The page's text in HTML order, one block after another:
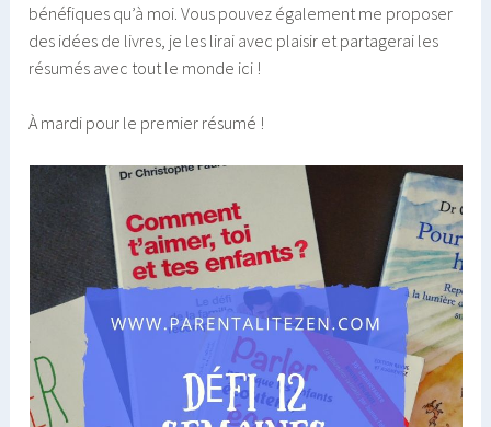
bénéfiques qu’à moi. Vous pouvez également me proposer
des idées de livres, je les lirai avec plaisir et partagerai les
résumés avec tout le monde ici !
À mardi pour le premier résumé !